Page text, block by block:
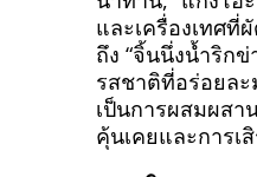
และเครื่องเทศที่
ถึง “จิ้นนึ่งน้ำริก
รสชาติที่อร่อยล
เป็นการผสมผสา
คุ้นเคยและการเ